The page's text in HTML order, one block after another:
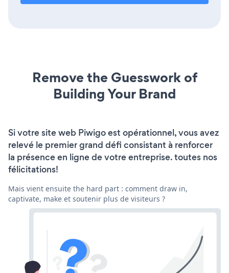
Remove the Guesswork of
Building Your Brand
Si votre site web Piwigo est opérationnel, vous avez
relevé le premier grand défi consistant à renforcer
la présence en ligne de votre entreprise. toutes nos
félicitations!
Mais vient ensuite the hard part : comment draw in,
captivate, make et soutenir plus de visiteurs ?